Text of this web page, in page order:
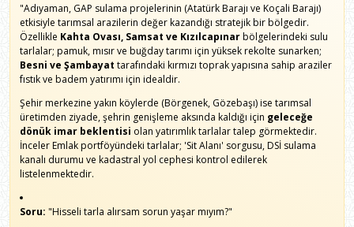
"Adıyaman, GAP sulama projelerinin (Atatürk Barajı ve Koçali Barajı)
etkisiyle tarımsal arazilerin değer kazandığı stratejik bir bölgedir.
Özellikle Kahta Ovası, Samsat ve Kızılcapınarbölgelerindeki sulu
tarlalar; pamuk, mısır ve buğday tarımı için yüksek rekolte sunarken;
Besni ve Şambayat tarafındaki kırmızı toprak yapısına sahip araziler
fıstık ve badem yatırımı için idealdir.
Şehir merkezine yakın köylerde (Börgenek, Gözebaşı) ise tarımsal
üretimden ziyade, şehrin genişleme aksında kaldığı için geleceğe
dönük imar beklentisi olan yatırımlık tarlalar talep görmektedir.
İnceler Emlak portföyündeki tarlalar; 'Sit Alanı' sorgusu, DSİ sulama
kanalı durumu ve kadastral yol cephesi kontrol edilerek
listelenmektedir.
Soru: "Hisseli tarla alırsam sorun yaşar mıyım?"